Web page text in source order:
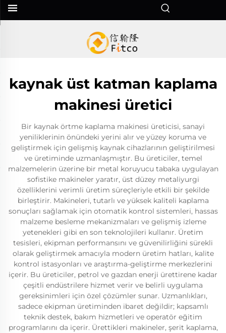
kaynak üst katman kaplama
makinesi üretici
Bir kaynak örtme kaplama makinesi üreticisi, sanayi
yeniliklerinin önündeki yerini alır ve yüzey koruma ve
geliştirmek için gelişmiş kaynak cihazlarının geliştirilmesi
ve üretiminde uzmanlaşmıştır. Bu üreticiler, temel
malzemelerin üzerine bir metal koruyucu tabaka uygulayan
sofistike makineler yaratır, üst düzey metaliyurgi
özelliklerini verimli üretim süreçleriyle etkili bir şekilde
birleştirir. Makineleri, tutarlı ve yüksek kaliteli kaplama
sonuçları sağlamak için otomatik kontrol sistemleri, hassas
malzeme besleme mekanizmaları ve gelişmiş izleme
yetenekleri gibi en son teknolojileri kullanır. Üretim
tesisleri, ekipman performansını ve güvenilirliğini sürekli
olarak geliştirmek amacıyla modern üretim hatları, kalite
kontrol istasyonları ve araştırma-geliştirme merkezlerini
içerir. Bu üreticiler, petrol ve gazdan enerji ürettirene kadar
çeşitli endüstrilere hizmet verir ve belirli uygulama
gereksinimleri için özel çözümler sunar. Uzmanlıkları,
sadece ekipman üretiminden ibaret değildir; kapsamlı
teknik destek, bakım hizmetleri ve operatör eğitim
programlarını da içerir. Ürettikleri makineler, şerit kaplama,